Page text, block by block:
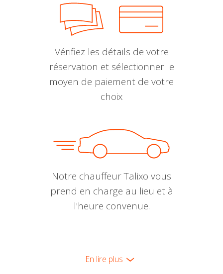
Vérifiez les détails de votre
réservation et sélectionner le
moyen de paiement de votre
choix
Notre chauffeur Talixo vous
prend en charge au lieu et à
l'heure convenue.
En lire plus